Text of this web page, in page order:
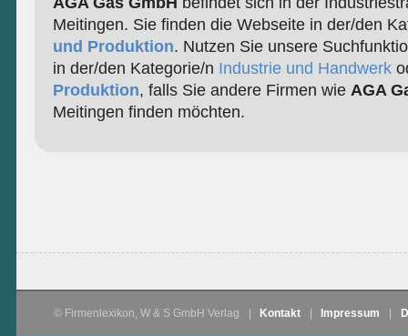
Meitingen. Sie finden die Webseite in der/den
und Produktion. Nutzen Sie unsere
in der/den Kategorie/n Industrie und Handwerk
Produktion, falls Sie andere Firmen wie AGA
Meitingen finden möchten.
© Firmenlexikon, W & S GmbH Verlag Kontakt Impressum